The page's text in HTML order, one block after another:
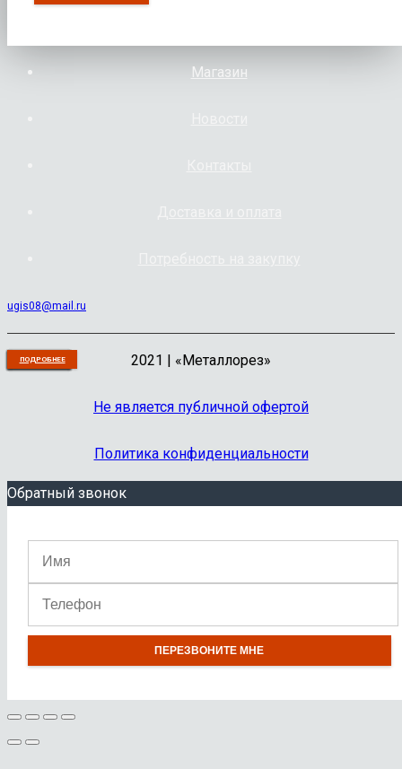
В КОРЗИНУ
В КОРЗИНУ
В КОРЗИНУ
В КОРЗИНУ
В КОРЗИНУ
В КОРЗИНУ
В КОРЗИНУ
В КОРЗИНУ
В КОРЗИНУ
ПОДРОБНЕЕ
Магазин
ugis08@mail.ru
2021 | «Металлорез»
Не является публичной офертой
Политика конфиденциальности
Обратный звонок